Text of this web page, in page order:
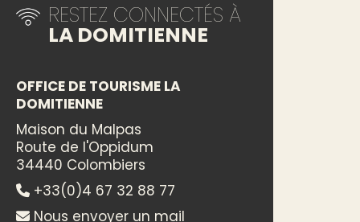
RESTEZ CONNECTÉS À
LA DOMITIENNE
OFFICE DE TOURISME LA
DOMITIENNE
Maison du Malpas
Route de l'Oppidum
34440 Colombiers
+33(0)4 67 32 88 77
Nous envoyer un mail